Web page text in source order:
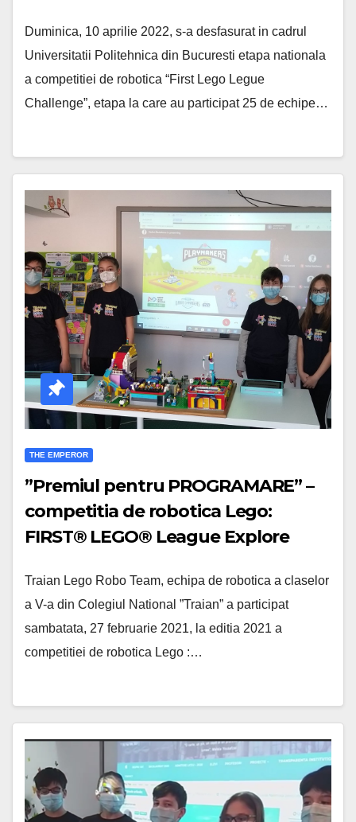
Duminica, 10 aprilie 2022, s-a desfasurat in cadrul
Universitatii Politehnica din Bucuresti etapa nationala
a competitiei de robotica “First Lego Legue
Challenge”, etapa la care au participat 25 de echipe…
THE EMPEROR
”Premiul pentru PROGRAMARE” –
competitia de robotica Lego:
FIRST® LEGO® League Explore
Traian Lego Robo Team, echipa de robotica a claselor
a V-a din Colegiul National ”Traian” a participat
sambatata, 27 februarie 2021, la editia 2021 a
competitiei de robotica Lego :…